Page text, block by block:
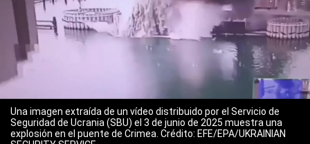
Una imagen extraída de un vídeo distribuido por el Servicio de
Seguridad de Ucrania (SBU) el 3 de junio de 2025 muestra una
explosión en el puente de Crimea. Crédito: EFE/EPA/UKRAINIAN